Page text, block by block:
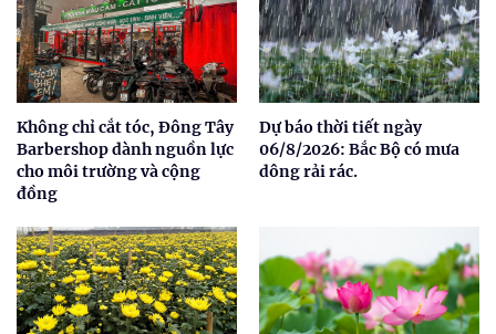
Không chỉ cắt tóc, Đông Tây
Barbershop dành nguồn lực
cho môi trường và cộng
đồng
Dự báo thời tiết ngày
06/8/2026: Bắc Bộ có mưa
dông rải rác.